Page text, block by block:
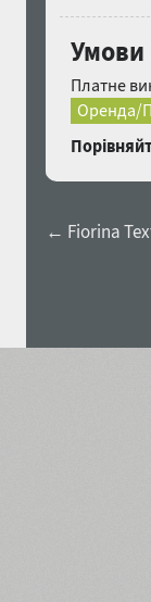
Платне
Оренда/
← Fiorina